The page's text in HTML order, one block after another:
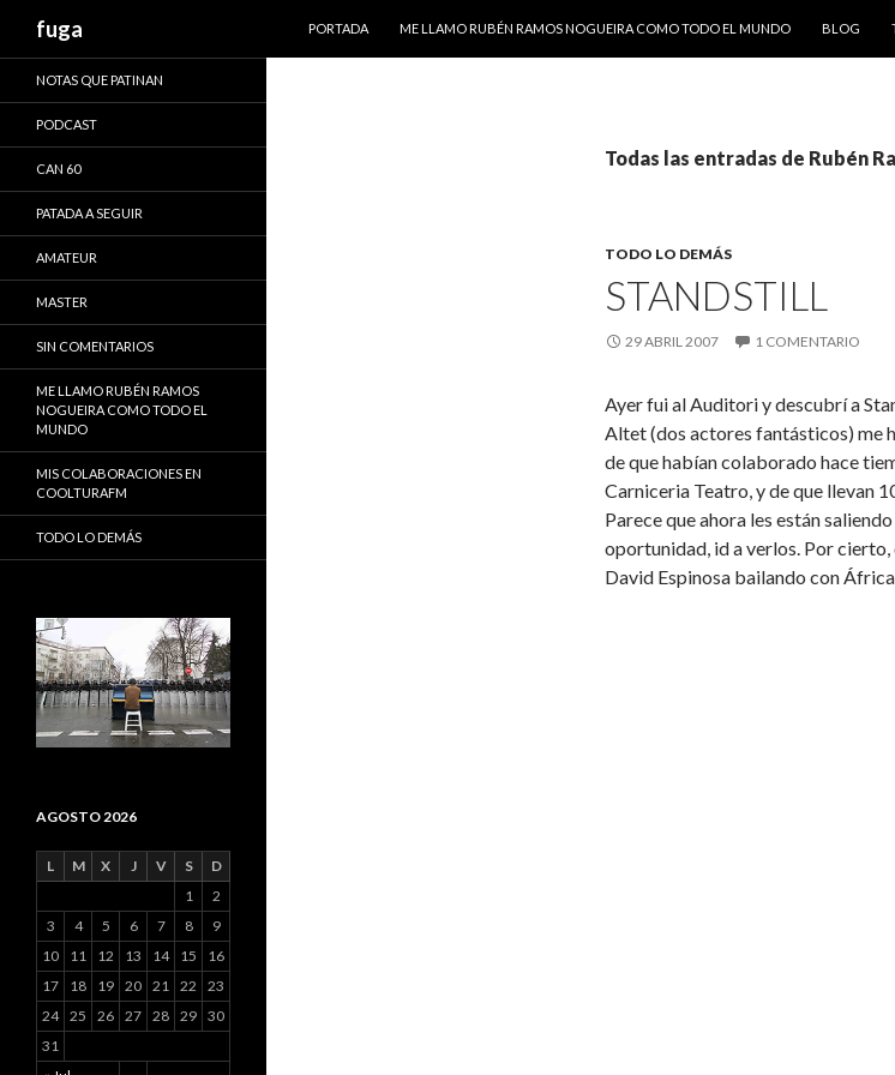
fuga
PORTADA
ME LLAMO RUBÉN RAMOS NOGUEIRA COMO TODO EL MUNDO BLOG
Todas las entradas de Rubén
TODO LO DEMÁS
STANDSTILL
29 ABRIL 2007 1 COMENTARIO
Ayer fui al Auditori y descubrí a
Altet (dos actores fantásticos) me
de que habían colaborado hace
Carniceria Teatro, y de que llevan
Parece que ahora les están
oportunidad, id a verlos. Por
David Espinosa bailando con
NOTAS QUE PATINAN
PODCAST
CAN 60
PATADA A SEGUIR
AMATEUR
MASTER
SIN COMENTARIOS
ME LLAMO RUBÉN RAMOS
NOGUEIRA COMO TODO EL
MUNDO
MIS COLABORACIONES EN
COOLTURAFM
TODO LO DEMÁS
AGOSTO 2026
L M X J V S D
1
2
3
4 5 6 7 8
9
10
11 12 13 14 15
16
17
18 19 20 21 22
23
24 25 26 27 28 29 30
31